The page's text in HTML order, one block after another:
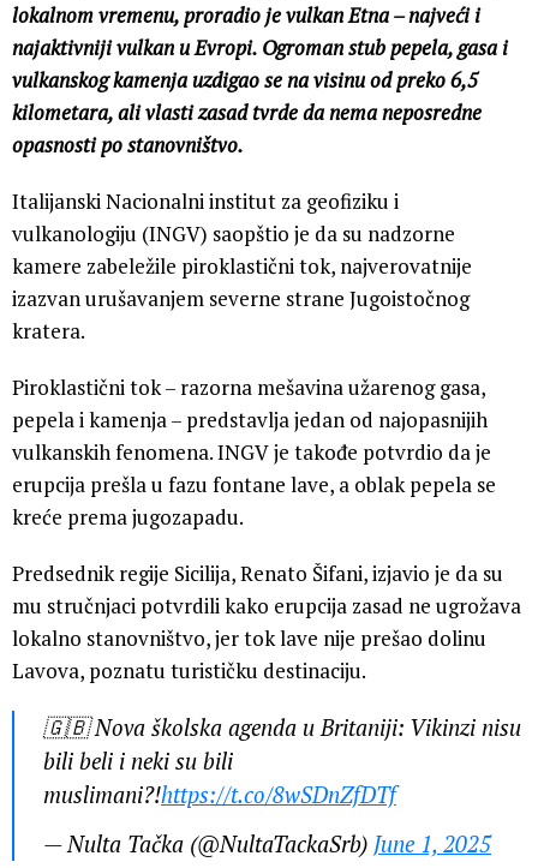
lokalnom vremenu, proradio je vulkan Etna – najveći i
najaktivniji vulkan u Evropi. Ogroman stub pepela, gasa i
vulkanskog kamenja uzdigao se na visinu od preko 6,5
kilometara, ali vlasti zasad tvrde da nema neposredne
opasnosti po stanovništvo.
Italijanski Nacionalni institut za geofiziku i
vulkanologiju (INGV) saopštio je da su nadzorne
kamere zabeležile piroklastični tok, najverovatnije
izazvan urušavanjem severne strane Jugoistočnog
kratera.
Piroklastični tok – razorna mešavina užarenog gasa,
pepela i kamenja – predstavlja jedan od najopasnijih
vulkanskih fenomena. INGV je takođe potvrdio da je
erupcija prešla u fazu fontane lave, a oblak pepela se
kreće prema jugozapadu.
Predsednik regije Sicilija, Renato Šifani, izjavio je da su
mu stručnjaci potvrdili kako erupcija zasad ne ugrožava
lokalno stanovništvo, jer tok lave nije prešao dolinu
Lavova, poznatu turističku destinaciju.
🇬🇧 Nova školska agenda u Britaniji: Vikinzi nisu
bili beli i neki su bili
muslimani?!https://t.co/8wSDnZfDTf
— Nulta Tačka (@NultaTackaSrb) June 1, 2025